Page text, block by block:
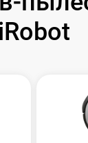
iRobot